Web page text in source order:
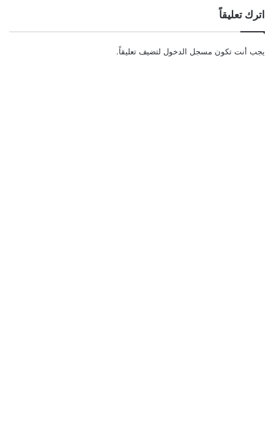
اترك تعليقاً
يجب أنت تكون مسجل الدخول لتضيف تعليقاً.